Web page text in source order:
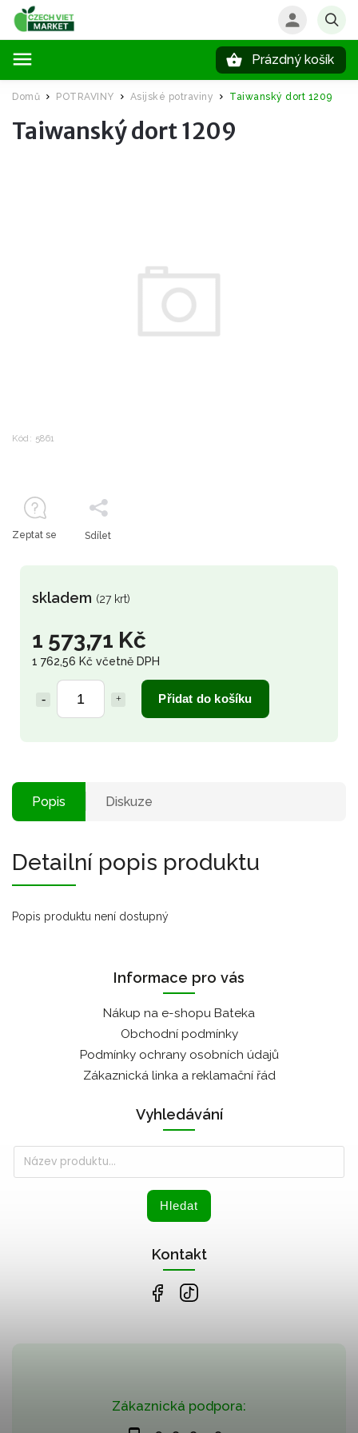
Prázdný košík
Domů / POTRAVINY / Asijské potraviny / Taiwanský dort 1209
Taiwanský dort 1209
Kód: 5861
1 573,71 Kč
1 762,56 Kč včetně DPH
Přidat do košíku
skladem (27 krt)
Zeptat se Sdílet
Popis Diskuze
Detailní popis produktu
Popis produktu není dostupný
Zákaznická podpora:
Informace pro vás
Nákup na e-shopu Bateka
Obchodní podmínky
Podmínky ochrany osobních údajů
Zákaznická linka a reklamační řád
Vyhledávání
Hledat
Kontakt